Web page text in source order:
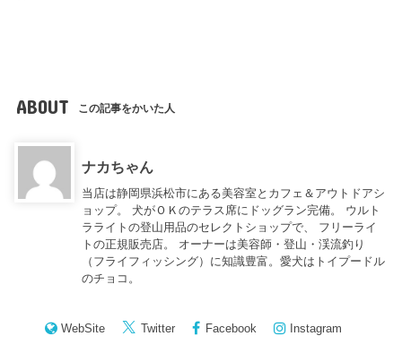
ABOUT この記事をかいた人
ナカちゃん
当店は静岡県浜松市にある美容室とカフェ＆アウトドアシ
ョップ。 犬がＯＫのテラス席にドッグラン完備。 ウルト
ラライトの登山用品のセレクトショップで、 フリーライ
トの正規販売店。 オーナーは美容師・登山・渓流釣り
（フライフィッシング）に知識豊富。愛犬はトイプードル
のチョコ。
WebSite Twitter Facebook Instagram